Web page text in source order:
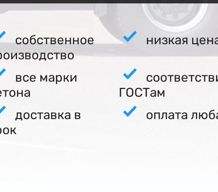
собственное
низкая
все марки
ГОСТам
доставка в
оплата